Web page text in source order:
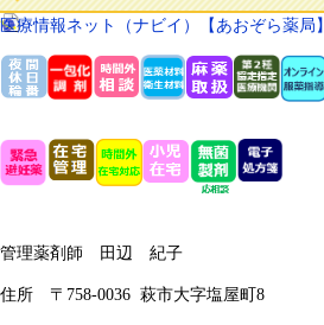
医療情報ネット（ナビイ）【あおぞら薬局】
管理薬剤師 田辺 紀子
住所 〒758-0036 萩市大字塩屋町8